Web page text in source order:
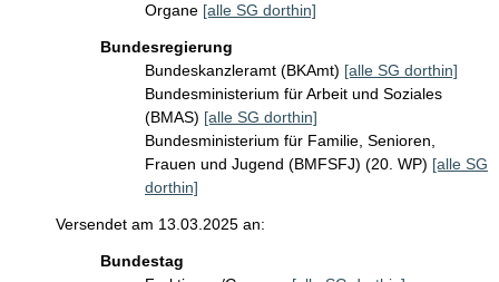
Organe [alle SG dorthin]
Bundesregierung
Bundeskanzleramt (BKAmt) [alle SG dorthin]
Bundesministerium für Arbeit und Soziales
(BMAS) [alle SG dorthin]
Bundesministerium für Familie, Senioren,
Frauen und Jugend (BMFSFJ) (20. WP) [alle SG
dorthin]
Versendet am 13.03.2025 an:
Bundestag